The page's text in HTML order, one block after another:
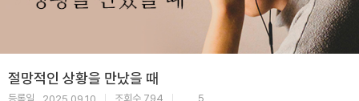
절망적인 상황을 만났을 때
등록일 조회수 794 5